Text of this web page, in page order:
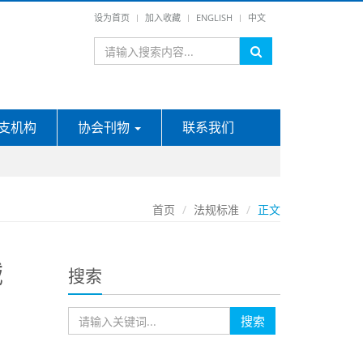
设为首页 加入收藏 ENGLISH 中文
机构 协会刊物 联系我们
首页 法规标准 正文
搜索
搜索